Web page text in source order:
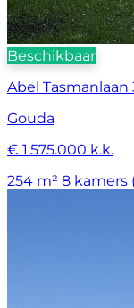
Beschikbaar
Abel Tasmanlaan
Gouda
€ 1.575.000 k.k.
254 m² 8 kamers